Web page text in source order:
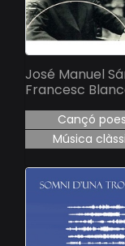
José Manuel
Francesc
Cançó
Música